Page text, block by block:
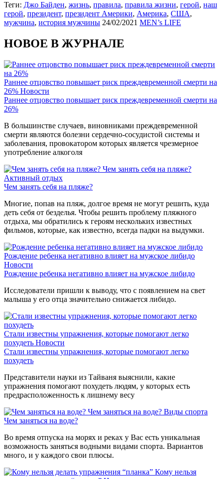
Теги: Джо Байден, жизнь, правила, правила жизни, герой, наш
герой, президент, президент Америки, Америка, США,
мужчина, история мужчины 24/02/2021 MEN’s LIFE
НОВОЕ В ЖУРНАЛЕ
Раннее отцовство повышает риск преждевременной смерти на
26% Новости
Раннее отцовство повышает риск преждевременной смерти на
26%
В большинстве случаев, виновниками преждевременной
смерти являются болезни сердечно-сосудистой системы и
заболевания, провокатором которых является чрезмерное
употребление алкоголя
Чем занять себя на пляже?
Активный отдых
Чем занять себя на пляже?
Многие, попав на пляж, долгое время не могут решить, куда
деть себя от безделья. Чтобы решить проблему пляжного
отдыха, мы обратились к героям нескольких известных
фильмов, которые, как известно, всегда падки на выдумки.
Рождение ребенка негативно влияет на мужское либидо
Новости
Рождение ребенка негативно влияет на мужское либидо
Исследователи пришли к выводу, что с появлением на свет
малыша у его отца значительно снижается либидо.
Стали известны упражнения, которые помогают легко
похудеть Новости
Стали известны упражнения, которые помогают легко
похудеть
Представители науки из Тайваня выяснили, какие
упражнения помогают похудеть людям, у которых есть
предрасположенность к лишнему весу
Чем заняться на воде? Виды спорта
Чем заняться на воде?
Во время отпуска на морях и реках у Вас есть уникальная
возможность заняться водными видами спорта. Вариантов
много, и у каждого свои плюсы.
Кому нельзя